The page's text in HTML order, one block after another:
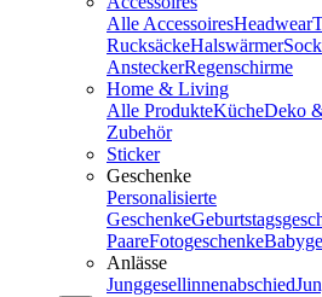
Alle AccessoiresHeadwear
RucksäckeHalswärmer
AnsteckerRegenschirme
Home & Living
Alle ProdukteKücheDeko
Zubehör
Sticker
Geschenke
Personalisierte
Geschenke
PaareFotogeschenke
Anlässe
Junggesellinnenabschied